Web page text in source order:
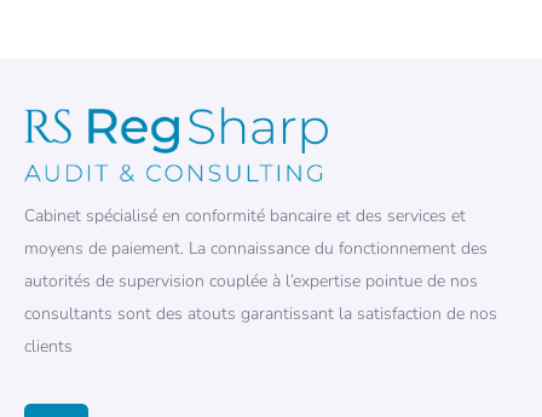
Cabinet spécialisé en conformité bancaire et des services et
moyens de paiement. La connaissance du fonctionnement des
autorités de supervision couplée à l’expertise pointue de nos
consultants sont des atouts garantissant la satisfaction de nos
clients